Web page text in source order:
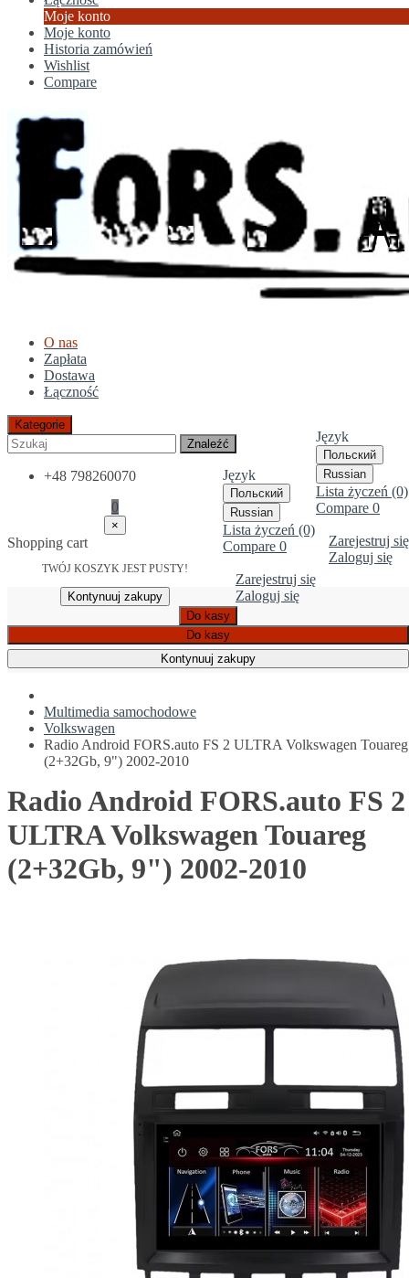
Moje konto
Moje konto
Historia zamówień
Wishlist
Compare
O nas
Zapłata
Dostawa
Łączność
Język
Польский
Russian
Lista życzeń (0)
Compare 0
Zarejestruj się
Zaloguj się
Kategorie
Znaleźć
Język
Польский
Russian
Lista życzeń (0)
Compare 0
Zarejestruj się
Zaloguj się
+48 798260070
0
×
Shopping cart
TWÓJ KOSZYK JEST PUSTY!
Kontynuuj zakupy
Do kasy
Do kasy
Kontynuuj zakupy
Multimedia samochodowe
Volkswagen
Radio Android FORS.auto FS 2 ULTRA Volkswagen Touareg
(2+32Gb, 9") 2002-2010
Radio Android FORS.auto FS 2
ULTRA Volkswagen Touareg
(2+32Gb, 9") 2002-2010